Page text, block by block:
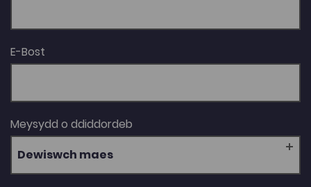
E-Bost
Meysydd o ddiddordeb
Dewiswch maes